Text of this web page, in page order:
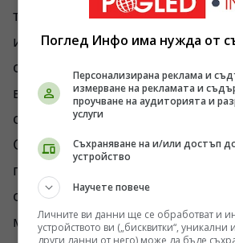
такава логика. Русия
изчезне от региона. Военната
остава важна. Транспортните
важни. Арменската общност в
остава огромен фактор.
Само че Кремъл вече започва
подхода. Вместо да убеждава
остане, Москва постепенно
модел: „Избирайте сами, но
Поглед Инфо има нужда от
Персонализирана реклама и
измерване на рекламата и
проучване на аудиторията и
услуги
Съхраняване на и/или достъп
устройство
Научете повече
Личните ви данни ще се обработват и
устройството ви („бисквитки“,
други данни от него) може да бъде